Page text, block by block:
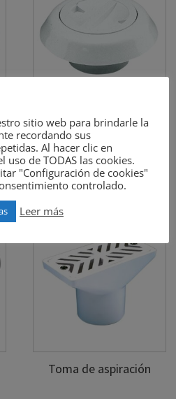
Boquilla barredera
Toma de aspiración
sitio web para brindarle la
recordando sus
Al hacer clic en
uso de TODAS las cookies.
"Configuración de cookies"
controlado.
Leer más